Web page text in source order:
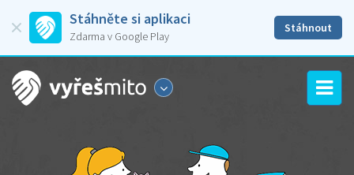
Stáhněte si aplikaci
Zdarma v Google Play
Stáhnout